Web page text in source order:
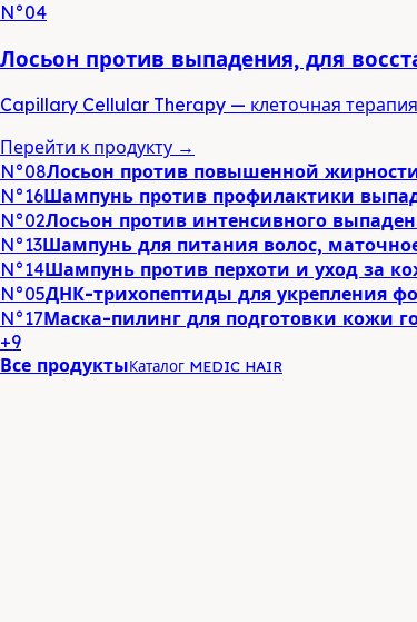
N°04
Лосьон против выпадения, для
Capillary Cellular Therapy — клеточная
Перейти к продукту →
N°08Лосьон против повышенной
N°16Шампунь против профилактики
N°02Лосьон против интенсивного
N°13Шампунь для питания волос,
N°14Шампунь против перхоти и уход за
N°05ДНК-трихопептиды для укрепления
N°17Маска-пилинг для подготовки кожи
+9
Все продуктыКаталог MEDIC HAIR